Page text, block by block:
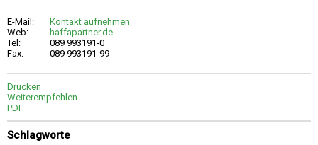
E-Mail:
Kontakt aufnehmen
Web:
haffapartner.de
Tel:
089 993191-0
Fax:
089 993191-99
Drucken
Weiterempfehlen
PDF
Schlagworte